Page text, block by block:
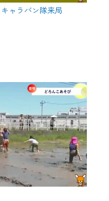
ャラバン隊来局